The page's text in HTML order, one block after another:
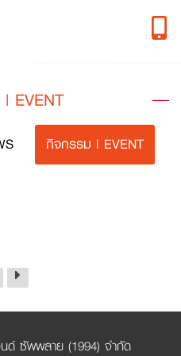
EVENT
กิจกรรม | EVENT
ด์ ซัพพลาย (1994) จำกัด